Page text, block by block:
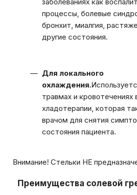
процессы, болевые
бронхит, миалгия,
другие состояния.
Для локального
охлаждения.
травмах и кровотечениях
хладотерапии, которая
врачом для снятия
состояния пациента.
Внимание! Стельки НЕ
Преимущества солевой